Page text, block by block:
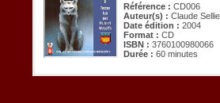
Référence : CD006
Auteur(s) : Claude
Date édition : 2004
Format : CD
ISBN : 3760100980066
Durée : 60 minutes